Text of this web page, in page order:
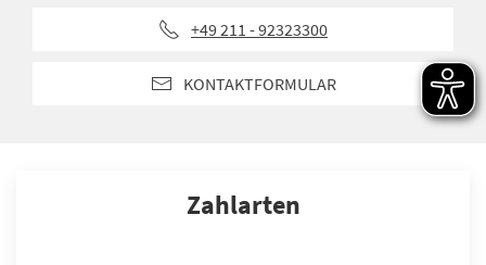
+49 211 - 92323300
KONTAKTFORMULAR
Zahlarten